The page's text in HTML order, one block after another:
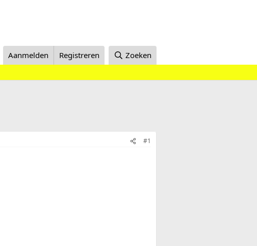
Aanmelden Registreren Zoeken
#1